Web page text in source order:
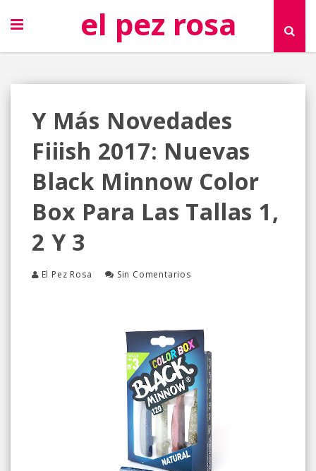
el pez rosa
Y Más Novedades
Fiiish 2017: Nuevas
Black Minnow Color
Box Para Las Tallas 1,
2 Y 3
El Pez Rosa Sin Comentarios